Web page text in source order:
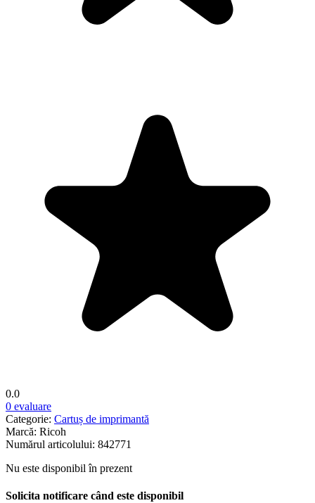
0.0
0 evaluare
Categorie: Cartuș de imprimantă
Marcă: Ricoh
Numărul articolului: 842771
Nu este disponibil în prezent
Solicita notificare când este disponibil